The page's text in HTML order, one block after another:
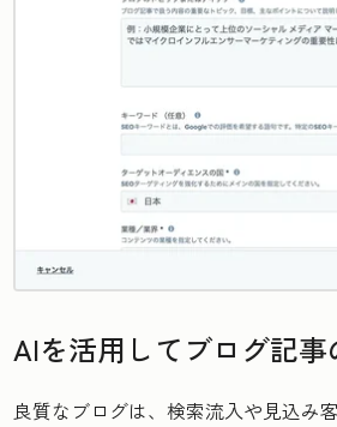
AIを活用してブログ記
良質なブログは、検索流入や見込み